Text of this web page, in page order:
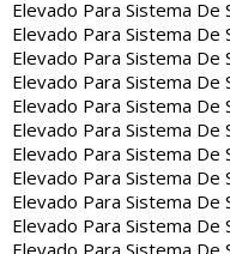
Elevado Para Sistema
Elevado Para Sistema
Elevado Para Sistema
Elevado Para Sistema
Elevado Para Sistema
Elevado Para Sistema
Elevado Para Sistema
Elevado Para Sistema
Elevado Para Sistema
Elevado Para Sistema